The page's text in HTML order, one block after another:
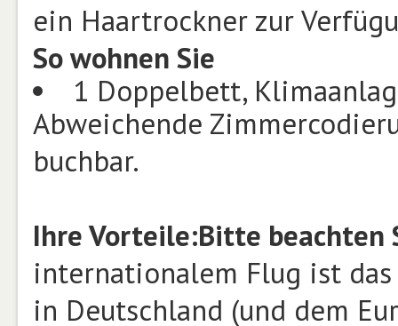
ein Haartrockner zur
So wohnen Sie
1 Doppelbett,
Abweichende
buchbar.
Ihre Vorteile:Bitte beachten
internationalem Flug ist
in Deutschland (und dem